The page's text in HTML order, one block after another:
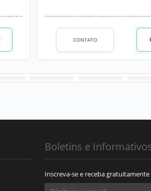
CONTATO
Boletins e
Inscreva-se e receba gratuitamente